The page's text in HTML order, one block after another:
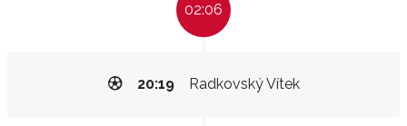
02:06
Radkovský Vítek
20:19